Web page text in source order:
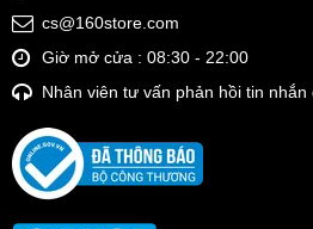
cs@160store.com
Giờ mở cửa : 08:30 - 22:00
Nhân viên tư vấn phản hồi tin